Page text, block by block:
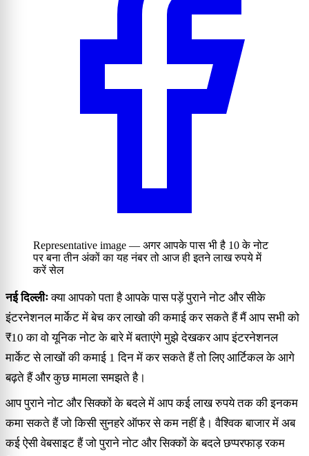
Representative image — अगर आपके पास भी है 10 के नोट
पर बना तीन अंकों का यह नंबर तो आज ही इतने लाख रुपये में
करें सेल
नई दिल्लीःक्या आपको पता है आपके पास पड़ें पुराने नोट और सीके
इंटरनेशनल मार्केट में बेच कर लाखो की कमाई कर सकते हैं मैं आप सभी को
₹10 का वो यूनिक नोट के बारे में बताएंगे मुझे देखकर आप इंटरनेशनल
मार्केट से लाखों की कमाई 1 दिन में कर सकते हैं तो लिए आर्टिकल के आगे
बढ़ते हैं और कुछ मामला समझते है।
आप पुराने नोट और सिक्कों के बदले में आप कई लाख रुपये तक की इनकम
कमा सकते हैं जो किसी सुनहरे ऑफर से कम नहीं है। वैश्विक बाजार में अब
कई ऐसी वेबसाइट हैं जो पुराने नोट और सिक्कों के बदले छप्परफाड़ रकम